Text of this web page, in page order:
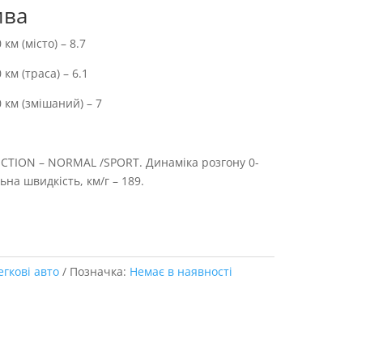
(місто) – 8.7
(траса) – 6.1
км (змішаний) – 7
– NORMAL /SPORT. Динаміка розгону 0-
швидкість, км/г – 189.
авто Позначка: Немає в наявності